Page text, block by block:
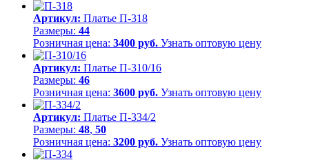
Артикул: Платье П-318
Размеры: 44
Розничная цена: 3400 руб. Узнать оптовую цену
Артикул: Платье П-310/16
Размеры: 46
Розничная цена: 3600 руб. Узнать оптовую цену
Артикул: Платье П-334/2
Размеры: 48, 50
Розничная цена: 3200 руб. Узнать оптовую цену